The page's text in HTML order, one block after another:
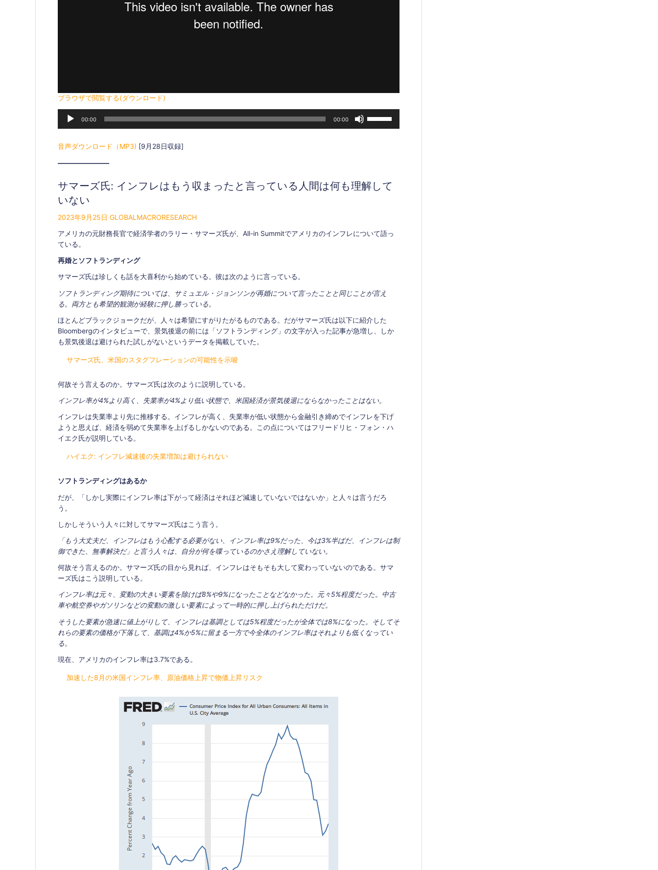
ブラウザで閲覧する(ダウンロード)
レ
00:00 00:00
に
矢
っ
く
だ
音声ダウンロード（MP3) [9月28日収録]
———————–
サマーズ氏: インフレはもう収まったと言っている人間は何も理解して
いない
2023年9月25日 GLOBALMACRORESEARCH
アメリカの元財務長官で経済学者のラリー・サマーズ氏が、All-in Summitでアメリカのインフレについて語っ
ている。
再婚とソフトランディング
サマーズ氏は珍しくも話を大喜利から始めている。彼は次のように言っている。
ソフトランディング期待については、サミュエル・ジョンソンが再婚について言ったことと同じことが言え
る。両方とも希望的観測が経験に押し勝っている。
ほとんどブラックジョークだが、人々は希望にすがりたがるものである。だがサマーズ氏は以下に紹介した
Bloombergのインタビューで、景気後退の前には「ソフトランディング」の文字が入った記事が急増し、しか
も景気後退は避けられた試しがないというデータを掲載していた。
サマーズ氏、米国のスタグフレーションの可能性を示唆
何故そう言えるのか。サマーズ氏は次のように説明している。
インフレ率が4%より高く、失業率が4%より低い状態で、米国経済が景気後退にならなかったことはない。
インフレは失業率より先に推移する。インフレが高く、失業率が低い状態から金融引き締めでインフレを下げ
ようと思えば、経済を弱めて失業率を上げるしかないのである。この点についてはフリードリヒ・フォン・ハ
イエク氏が説明している。
ハイエク: インフレ減速後の失業増加は避けられない
ソフトランディングはあるか
だが、「しかし実際にインフレ率は下がって経済はそれほど減速していないではないか」と人々は言うだろ
う。
しかしそういう人々に対してサマーズ氏はこう言う。
「もう大丈夫だ、インフレはもう心配する必要がない、インフレ率は9%だった、今は3%半ばだ、インフレは制
御できた、無事解決だ」と言う人々は、自分が何を喋っているのかさえ理解していない。
何故そう言えるのか。サマーズ氏の目から見れば、インフレはそもそも大して変わっていないのである。サマ
ーズ氏はこう説明している。
インフレ率は元々、変動の大きい要素を除けば8%や9%になったことなどなかった。元々5%程度だった。中古
車や航空券やガソリンなどの変動の激しい要素によって一時的に押し上げられただけだ。
そうした要素が急速に値上がりして、インフレは基調としては5%程度だったが全体では8%になった。そしてそ
れらの要素の価格が下落して、基調は4%か5%に留まる一方で今全体のインフレ率はそれよりも低くなってい
る。
現在、アメリカのインフレ率は3.7%である。
加速した8月の米国インフレ率、原油価格上昇で物価上昇リスク